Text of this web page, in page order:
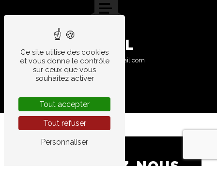
E-MAIL
garage.aires@gmail.com
CONTACTEZ-NOUS
Ce site utilise des cookies
et vous donne le contrôle
sur ceux que vous
souhaitez activer
Tout accepter
Tout refuser
Personnaliser